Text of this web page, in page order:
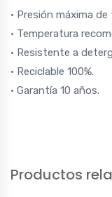
· Presión máxima
· Temperatura
· Resistente a
· Reciclable 100%.
· Garantía 10 años.
Productos